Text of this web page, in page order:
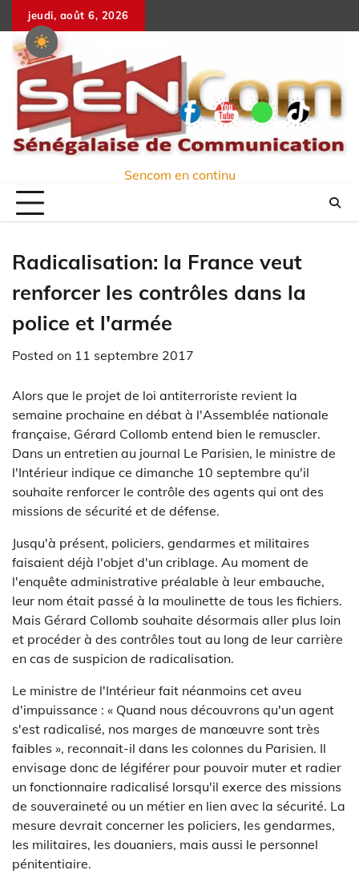
to
content
jeudi, août 6, 2026
Sencom en continu
Radicalisation: la France veut
renforcer les contrôles dans la
police et l'armée
Posted on 11 septembre 2017
Alors que le projet de loi antiterroriste revient la
semaine prochaine en débat à l'Assemblée nationale
française, Gérard Collomb entend bien le remuscler.
Dans un entretien au journal Le Parisien, le ministre de
l'Intérieur indique ce dimanche 10 septembre qu'il
souhaite renforcer le contrôle des agents qui ont des
missions de sécurité et de défense.
Jusqu'à présent, policiers, gendarmes et militaires
faisaient déjà l'objet d'un criblage. Au moment de
l'enquête administrative préalable à leur embauche,
leur nom était passé à la moulinette de tous les fichiers.
Mais Gérard Collomb souhaite désormais aller plus loin
et procéder à des contrôles tout au long de leur carrière
en cas de suspicion de radicalisation.
Le ministre de l'Intérieur fait néanmoins cet aveu
d'impuissance : « Quand nous découvrons qu'un agent
s'est radicalisé, nos marges de manœuvre sont très
faibles », reconnait-il dans les colonnes du Parisien. Il
envisage donc de légiférer pour pouvoir muter et radier
un fonctionnaire radicalisé lorsqu'il exerce des missions
de souveraineté ou un métier en lien avec la sécurité. La
mesure devrait concerner les policiers, les gendarmes,
les militaires, les douaniers, mais aussi le personnel
pénitentiaire.